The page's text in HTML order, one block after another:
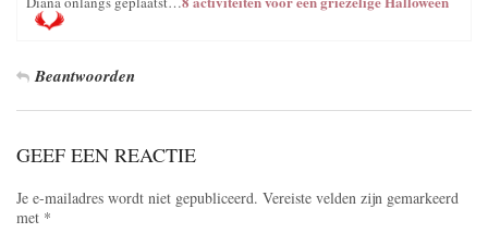
Beantwoorden
GEEF EEN REACTIE
Je e-mailadres wordt niet gepubliceerd. Vereiste velden zijn gemarkeerd
met *